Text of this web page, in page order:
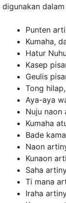
digunakan
Punten
Kumaha,
Hatur
Kasep
Geulis
Tong
Aya-aya
Nuju naon
Kumaha
Bade
Naon
Kunaon
Saha
Ti mana
Iraha